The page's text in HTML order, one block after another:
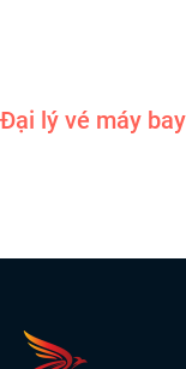
Đại lý vé máy